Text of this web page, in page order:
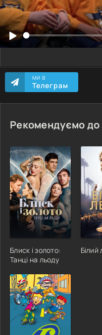
МИ В
Телеграм
Рекомендуємо до
Блиск і золото:
Танці на льоду
Білий